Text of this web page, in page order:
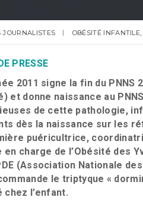
JOURNALISTES OBÉSITÉ
PRESSE
2011 signe la fin du
et donne naissance au
de cette pathologie,
dès la naissance sur les
puéricultrice,
en charge de l’Obésité des
(Association Nationale
le triptyque «
chez l’enfant.